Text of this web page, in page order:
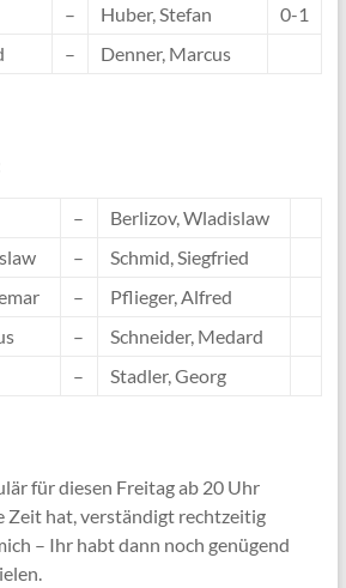
– Huber, Stefan
0-1
– Denner, Marcus
–
Berlizov, Wladislaw
–
Schmid, Siegfried
–
Pflieger, Alfred
–
Schneider, Medard
– Stadler, Georg
für diesen Freitag ab 20 Uhr
Zeit hat, verständigt rechtzeitig
– Ihr habt dann noch genügend